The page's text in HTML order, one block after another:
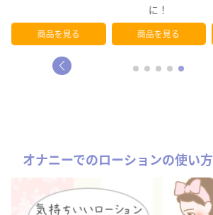
商品を見る
に！
商品を見る
オナニーでのローションの使い方